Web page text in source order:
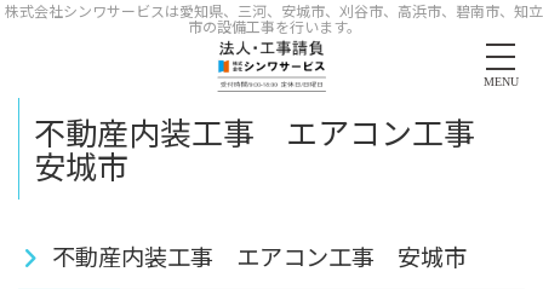
株式会社シンワサービスは愛知県、三河、安城市、刈谷市、高浜市、碧南市、知立
市の設備工事を行います。
MENU
不動産内装工事 エアコン工事
安城市
不動産内装工事 エアコン工事 安城市